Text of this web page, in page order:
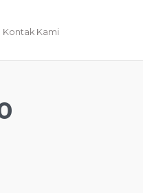
Kontak Kami